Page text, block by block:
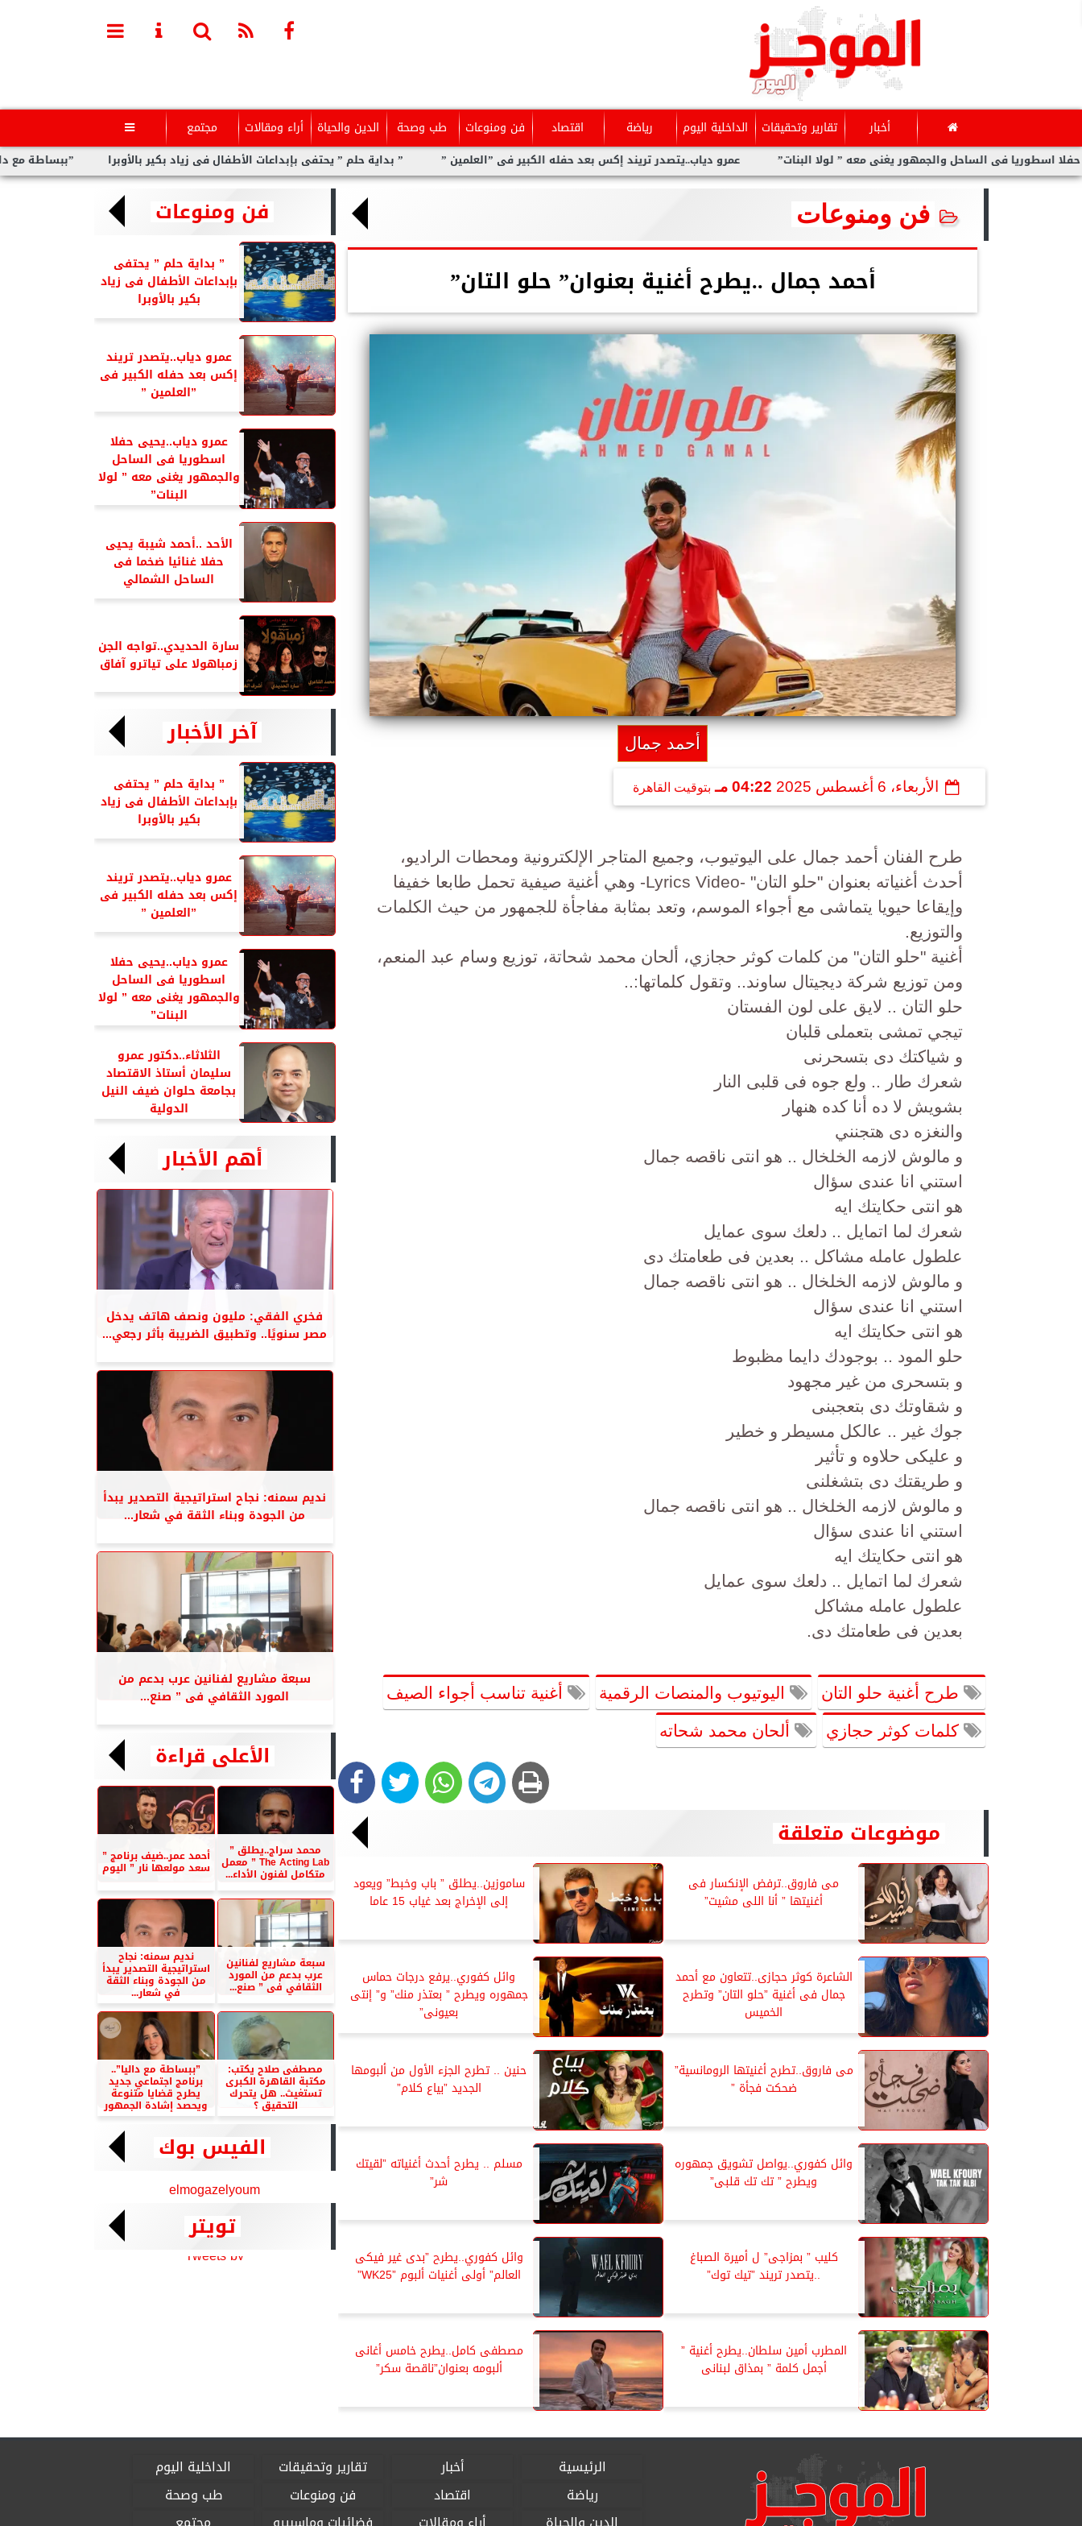
أخبار تقارير وتحقيقات الداخلية اليوم رياضة اقتصاد فن ومنوعات طب وصحة الدين والحياة أراء ومقالات مجتمع 
”ببساطة مع داليا”.. ” بداية حلم ” يحتفى بإبداعات الأطفال فى زياد بكير بالأوبرا عمرو دياب..يتصدر تريند إكس بعد حفله الكبير فى ”العلمين ” فى الساحل والجمهور يغنى معه ” لولا البنات”
فن ومنوعات
أحمد جمال ..يطرح أغنية بعنوان” حلو التان”
أحمد جمال
الأربعاء، 6 أغسطس 2025 04:22 مـ بتوقيت القاهرة
طرح الفنان أحمد جمال على اليوتيوب، وجميع المتاجر الإلكترونية ومحطات الراديو،
أحدث أغنياته بعنوان "حلو التان" -Lyrics Video- وهي أغنية صيفية تحمل طابعا خفيفا
وإيقاعا حيويا يتماشى مع أجواء الموسم، وتعد بمثابة مفاجأة للجمهور من حيث الكلمات
والتوزيع.
أغنية "حلو التان" من كلمات كوثر حجازي، ألحان محمد شحاتة، توزيع وسام عبد المنعم،
ومن توزيع شركة ديجيتال ساوند.. وتقول كلماتها:..
حلو التان .. لايق على لون الفستان
تيجي تمشى بتعملى قلبان
و شياكتك دى بتسحرنى
شعرك طار .. ولع جوه فى قلبى النار
بشويش لا ده أنا كده هنهار
والنغزه دى هتجنني
و مالوش لازمه الخلخال .. هو انتى ناقصه جمال
استني انا عندى سؤال
هو انتى حكايتك ايه
شعرك لما اتمايل .. دلعك سوى عمايل
علطول عامله مشاكل .. بعدين فى طعامتك دى
و مالوش لازمه الخلخال .. هو انتى ناقصه جمال
استني انا عندى سؤال
هو انتى حكايتك ايه
حلو المود .. بوجودك دايما مظبوط
و بتسحرى من غير مجهود
و شقاوتك دى بتعجبنى
جوك غير .. عالكل مسيطر و خطير
و عليكى حلاوه و تأثير
و طريقتك دى بتشغلنى
و مالوش لازمه الخلخال .. هو انتى ناقصه جمال
استني انا عندى سؤال
هو انتى حكايتك ايه
شعرك لما اتمايل .. دلعك سوى عمايل
علطول عامله مشاكل
بعدين فى طعامتك دى.
طرح أغنية حلو التان اليوتيوب والمنصات الرقمية أغنية تناسب أجواء الصيف
كلمات كوثر حجازي ألحان محمد شحاته
موضوعات متعلقة
مى فاروق..ترفض الإنكسار فى
أغنيتها ” أنا اللى مشيت”
ساموزين..يطلق ” باب وخبط” ويعود
إلى الإخراج بعد غياب 15 عاما
الشاعرة كوثر حجازى..تتعاون مع أحمد
جمال فى أغنية ”حلو التان” وتطرح
الخميس
وائل كفوري..يرفع درجات حماس
جمهوره ويطرح ” بعتذر منك” و” إنتى
بعيونى”
مى فاروق..تطرح أغنيتها الرومانسية”
ضحكت فجأة ”
حنين .. تطرح الجزء الأول من ألبومها
الجديد ”بياع كلام”
وائل كفوري..يواصل تشويق جمهوره
ويطرح ” تك تك قلبى”
مسلم .. يطرح أحدث أغنياته ”لقيتك
شر”
كليب ” بمزاجى” ل أميرة الصباغ
..يتصدر تريند ”تيك توك”
وائل كفوري..يطرح ”بدى غير فيكى
العالم” أولى أغنيات ألبوم ”WK25”
المطرب أمين سلطان..يطرح أغنية ”
أجمل كلمة ” بمذاق لبنانى
مصطفى كامل..يطرح خامس أغانى
ألبومه بعنوان”ناقصة سكر”
فن ومنوعات
” بداية حلم ” يحتفى
بإبداعات الأطفال فى زياد
بكير بالأوبرا
عمرو دياب..يتصدر تريند
إكس بعد حفله الكبير فى
”العلمين ”
عمرو دياب..يحيى حفلا
اسطوريا فى الساحل
والجمهور يغنى معه ” لولا
البنات”
الأحد ..أحمد شيبة يحيى
حفلا غنائيا ضخما فى
الساحل الشمالي
سارة الحديدي..تواجه الجن
زمباهولا على تياترو آفاق
آخر الأخبار
” بداية حلم ” يحتفى
بإبداعات الأطفال فى زياد
بكير بالأوبرا
عمرو دياب..يتصدر تريند
إكس بعد حفله الكبير فى
”العلمين ”
عمرو دياب..يحيى حفلا
اسطوريا فى الساحل
والجمهور يغنى معه ” لولا
البنات”
الثلاثاء..دكتور عمرو
سليمان أستاذ الاقتصاد
بجامعة حلوان ضيف النيل
الدولية
أهم الأخبار
فخري الفقي: مليون ونصف هاتف يدخل
مصر سنويًا.. وتطبيق الضريبة بأثر رجعي...
نديم سمنه: نجاح استراتيجية التصدير يبدأ
من الجودة وبناء الثقة في شعار...
سبعة مشاريع لفنانين عرب بدعم من
المورد الثقافي فى ” صنع...
الأعلى قراءة
محمد سراج..يطلق ”
The Acting Lab ” معمل
متكامل لفنون الأداء...
أحمد عمر..ضيف برنامج ”
سعد مولعها نار ” اليوم
سبعة مشاريع لفنانين
عرب بدعم من المورد
الثقافي فى ” صنع...
نديم سمنه: نجاح
استراتيجية التصدير يبدأ
من الجودة وبناء الثقة
في شعار...
مصطفى صلاح يكتب:
مكتبة القاهرة الكبرى
تستغيث.. هل يتحرك
التحقيق ؟
”ببساطة مع داليا”..
برنامج اجتماعي جديد
يطرح قضايا متنوعة
ويحصد إشادة الجمهور
الفيس بوك
elmogazelyoum
تويتر
Tweets by
الرئيسية أخبار تقارير وتحقيقات
الداخلية اليوم
رياضة
اقتصاد فن ومنوعات
طب وصحة